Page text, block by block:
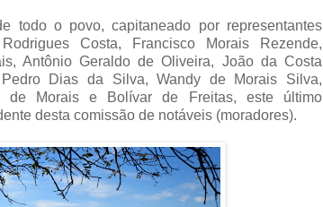
todo o povo, capitaneado por representantes
Costa, Francisco Morais Rezende,
Antônio Geraldo de Oliveira, João da Costa
Dias da Silva, Wandy de Morais Silva,
de Morais e Bolívar de Freitas, este último
desta comissão de notáveis (moradores).